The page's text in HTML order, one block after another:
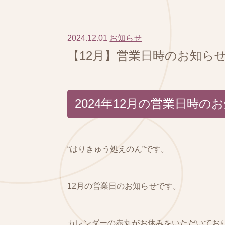
2024.12.01 お知らせ
【12月】営業日時のお知ら
2024年12月の営業日時のお
“はりきゅう処えのん”です。
12月の営業日のお知らせです。
カレンダーの赤丸がお休みをいただいてお